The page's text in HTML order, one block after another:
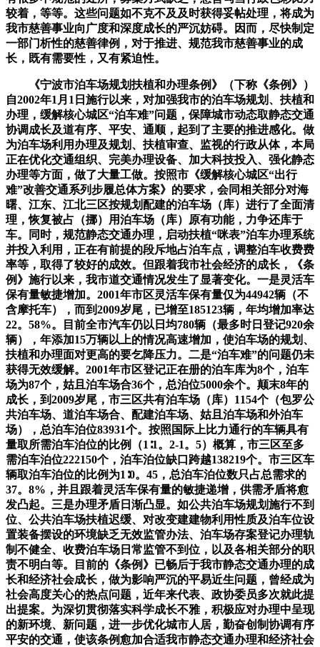
较着，等等。这些问题如不克不及及时获得妥帖处理，将成为
我市慈善事业向广度和深度成长的严沉妨碍。因而，尽快制定
一部门析性的慈善律例，对于推进、规范我市慈善事业的成
长，既有需要性，又有紧迫性。
《宁波市泊车场规划扶植和办理条例》（下称《条例》）
自2002年1月1日施行以来，对加强我市的泊车场规划、扶植和
办理，缓解核心城区“泊车难”问题，保障城市动态取静态交通
协调成长及道有序、平安、通顺，起到了主要的推进感化。做
为泊车场利用办理及规划、扶植审查、监视的行政从体，本局
正在优化交通组织、完美办理设备、加大科技投入、强化静态
办理等方面，做了大量工做。按照市《缓解核心城区“出行
难”改善交通系列步履总体方案》的要求，会同相关部分对海
曙、江东、江北三区按规划配建的泊车场（库）进行了全面清
理，恢复被占（挪）用泊车场（库）原有功能，力争还库于
车。同时，规范静态交通办理，启动扶植“咪表”泊车办理系统
并投入利用，正在有前提的段斥地占泊车点，调整泊车收费费
率等，取得了较好的成效。但跟着我市社会经济的成长，《条
例》施行以来，我市道交通情况发生了显著变化。一是灵活车
保有量敏捷增加。2001年市区灵活车保有量仅为44942辆（不
含摩托车），而到2009岁尾，已增至185123辆，年均增加率达
22。58%。目前全市汽车仍以日均780辆（最多时日登记920余
辆），年添加15万辆以上的情况高速增加，使泊车场的规划、
扶植和办理面对更高的要乞降压力。二是“泊车难”的问题仍未
获得无效缓解。2001年市区登记正在册的泊车库为8个，泊车
场为87个，姑且泊车场合36个，总泊位5000余个。颠末8年的
成长，到2009岁尾，市三区共有泊车场（库）1154个（包罗公
共泊车场、道泊车场合、配建泊车场、姑且泊车场和外泊车
场），总泊车泊位83931个。按照国际上比力通行的车辆具有
量取所需泊车泊位的比例（1∶1。2-1。5）概算，市三区至多
需泊车泊位222150个，泊车泊位缺口跨越138219个。市三区车
辆取泊车泊位的比例为1∶0。45，总泊车泊位数只占总需求的
37。8%，并且跟着灵活车保有量的敏捷递增，供需矛盾将愈
发凸起。三是办理矛盾日渐凸显。如公共泊车场规划施行不到
位、公共泊车场扶植迟缓、对改变建建物利用性质及泊车位设
置装备摆设的环境缺乏无效监管办法、泊车场存案登记办理轨
制不健全、收费泊车场日常监管不到位，以及各相关部分的职
责不明白等。目前的《条例》已畅后于我市静态交通办理的成
长和经济社会成长，做为影响严沉的平易近生问题，曾经成为
社会高度关心的热点问题，近年来代表、政协委员多次就此提
出提案。为深切贯彻落实科学成长不雅，积极应对办理中呈现
的新环境、新问题，进一步优化城市人居，勤奋创制协调有序
平安的交通，使该条例愈加合适我市静态交通办理和经济社会